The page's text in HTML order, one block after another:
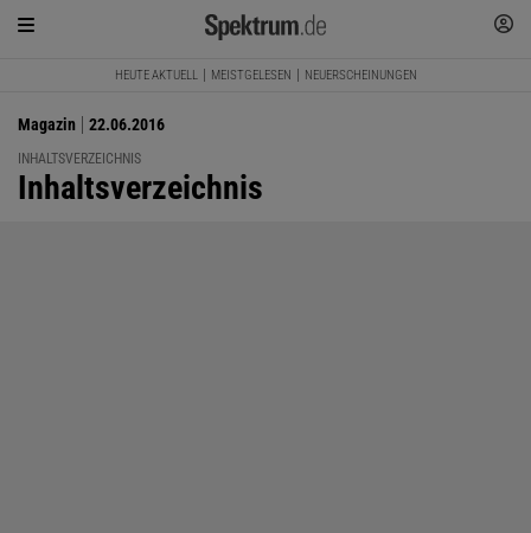
HEUTE AKTUELL MEISTGELESEN NEUERSCHEINUNGEN
Magazin 22.06.2016
INHALTSVERZEICHNIS
:
Inhaltsverzeichnis